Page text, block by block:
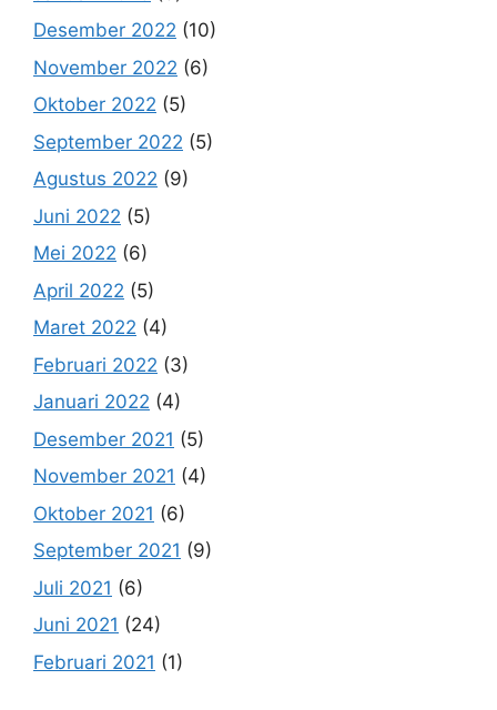
Desember 2022 (10)
November 2022 (6)
Oktober 2022 (5)
September 2022 (5)
Agustus 2022 (9)
Juni 2022 (5)
Mei 2022 (6)
April 2022 (5)
Maret 2022 (4)
Februari 2022 (3)
Januari 2022 (4)
Desember 2021 (5)
November 2021 (4)
Oktober 2021 (6)
September 2021 (9)
Juli 2021 (6)
Juni 2021 (24)
Februari 2021 (1)